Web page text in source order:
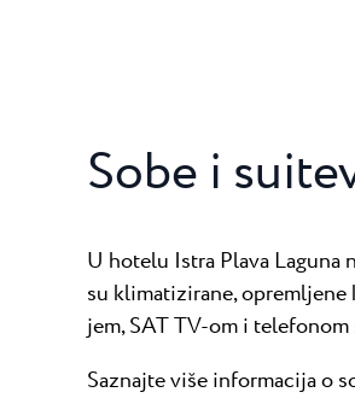
Sobe i
U hotelu Istra Plava Laguna
su klimatizirane,
jem, SAT TV-om i
Saznajte više informacija o